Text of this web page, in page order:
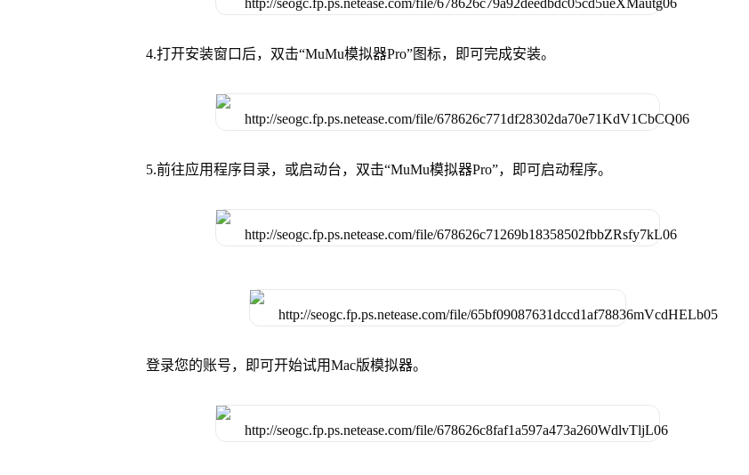
4.打开安装窗口后，双击“MuMu模拟器Pro”图标，即可完成安装。
5.前往应用程序目录，或启动台，双击“MuMu模拟器Pro”，即可启动程序。
登录您的账号，即可开始试用Mac版模拟器。